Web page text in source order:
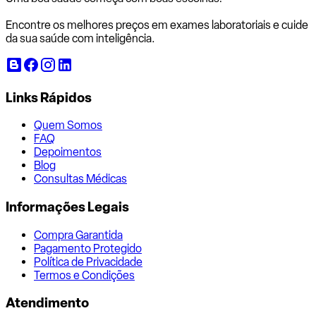
Encontre os melhores preços em exames laboratoriais e cuide
da sua saúde com inteligência.
Links Rápidos
Quem Somos
FAQ
Depoimentos
Blog
Consultas Médicas
Informações Legais
Compra Garantida
Pagamento Protegido
Política de Privacidade
Termos e Condições
Atendimento